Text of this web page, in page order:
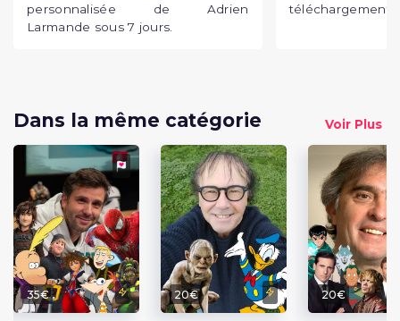
personnalisée de Adrien
Larmande sous 7 jours.
téléchargement
Dans la même catégorie Voir Plus
35€ 20€ 20€